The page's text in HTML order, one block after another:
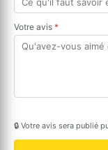
Votre avis *
🔒 Votre avis sera publié